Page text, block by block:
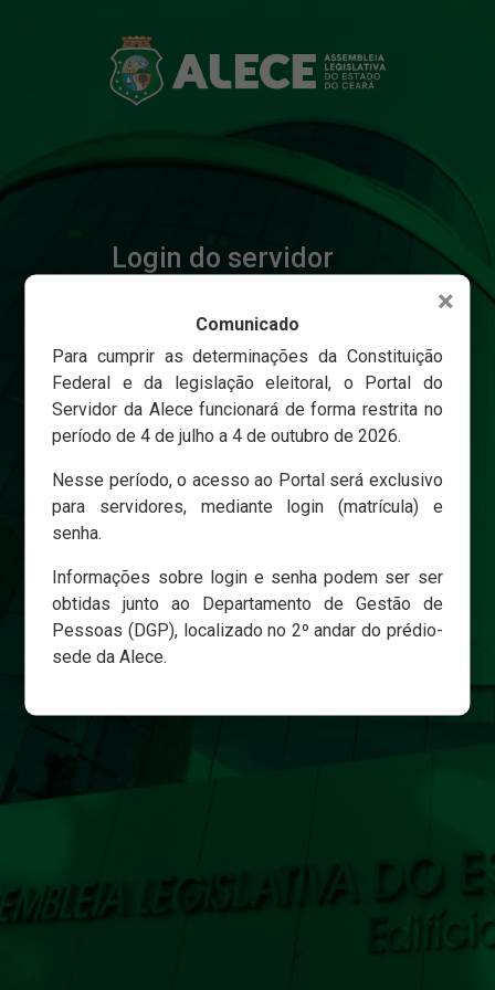
Login do servidor
Senha
Esqueci minha senha
×
Comunicado
Para cumprir as determinações da Constituição
Federal e da legislação eleitoral, o Portal do
Servidor da Alece funcionará de forma restrita no
período de 4 de julho a 4 de outubro de 2026.
Nesse período, o acesso ao Portal será exclusivo
para servidores, mediante login (matrícula) e
senha.
Informações sobre login e senha podem ser ser
obtidas junto ao Departamento de Gestão de
Pessoas (DGP), localizado no 2º andar do prédio-
sede da Alece.